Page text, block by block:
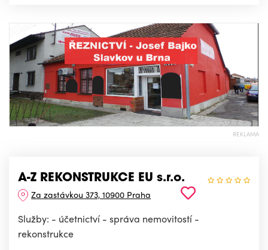
REKLAMA
A-Z REKONSTRUKCE EU s.r.o.
Za zastávkou 373, 10900 Praha
Služby: - účetnictví - správa nemovitostí -
rekonstrukce